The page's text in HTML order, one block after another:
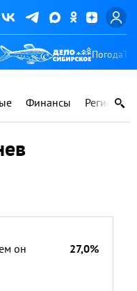
Погода
Финансы Регионы
он
27,0%